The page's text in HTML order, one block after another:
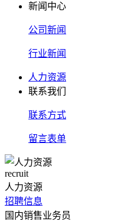
新闻中心
公司新闻
行业新闻
人力资源
联系我们
联系方式
留言表单
recruit
人力资源
招聘信息
国内销售业务员